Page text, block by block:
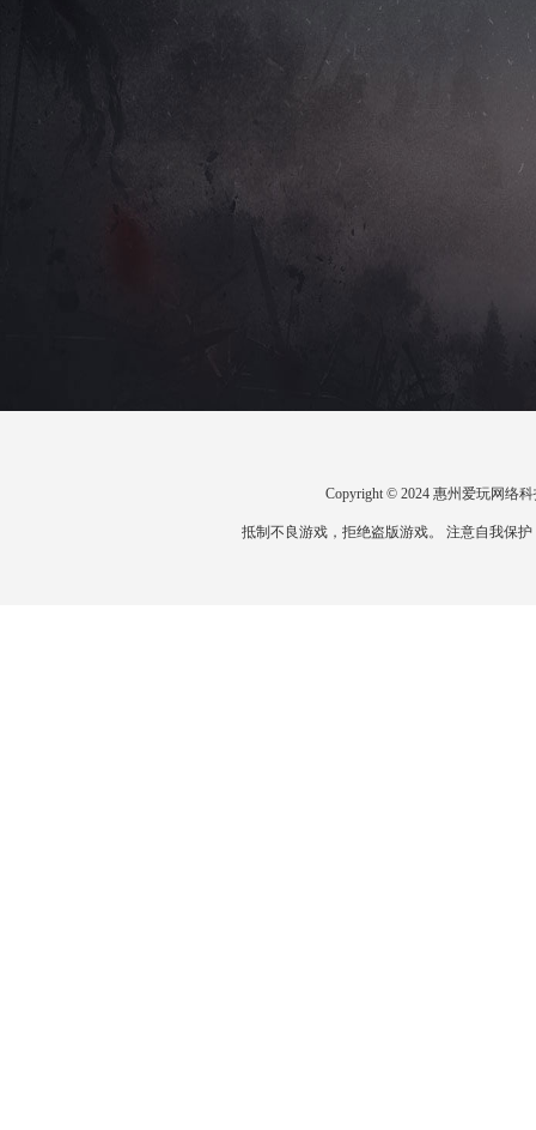
Copyright © 2024 惠州爱玩网络
抵制不良游戏，拒绝盗版游戏。 注意自我保